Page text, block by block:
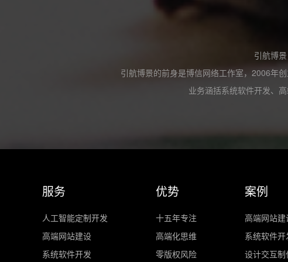
引航博
引航博景的前身是博信网络工作室，2006年
业务涵括系统软件开发、
服务
人工智能定制开发
高端网站建设
系统软件开发
优势
十五年专注
高端化思维
零版权风险
案例
高端网站建
系统软件开
设计交互制